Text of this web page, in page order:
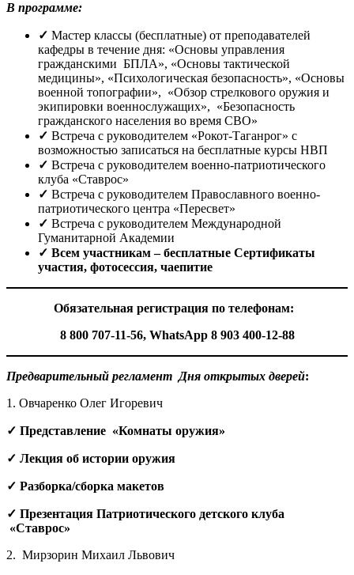
В программе:
✓ Мастер классы (бесплатные) от преподавателей
кафедры в течение дня: «Основы управления
гражданскими БПЛА», «Основы тактической
медицины», «Психологическая безопасность», «Основы
военной топографии», «Обзор стрелкового оружия и
экипировки военнослужащих», «Безопасность
гражданского населения во время СВО»
✓ Встреча с руководителем «Рокот-Таганрог» с
возможностью записаться на бесплатные курсы НВП
✓ Встреча с руководителем военно-патриотического
клуба «Ставрос»
✓ Встреча с руководителем Православного военно-
патриотического центра «Пересвет»
✓ Встреча с руководителем Международной
Гуманитарной Академии
✓ Всем участникам – бесплатные Сертификаты
участия, фотосессия, чаепитие
Обязательная регистрация по телефонам:
8 800 707-11-56, WhatsApp 8 903 400-12-88
Предварительный регламент Дня открытых дверей:
1. Овчаренко Олег Игоревич
✓ Представление «Комнаты оружия»
✓ Лекция об истории оружия
✓ Разборка/сборка макетов
✓ Презентация Патриотического детского клуба
«Ставрос»
2. Мирзорин Михаил Львович